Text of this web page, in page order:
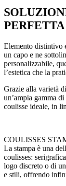
Elemento distintivo
un capo e ne
personalizzabile,
l’estetica che la
Grazie alla varietà
un’ampia gamma
coulisse ideale, in
COULISSES
La stampa è una
coulisses:
logo discreto o di
e stili, offrendo